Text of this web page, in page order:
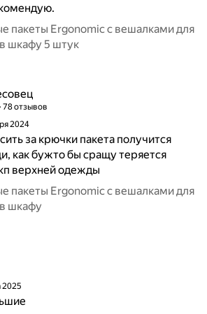
пакеты Ergonomic с вешалками для
шкафу 5 штук
78 отзывов
2024
за крючки пакета получится
как бужто бы сращу теряется
верхней одежды
пакеты Ergonomic с вешалками для
шкафу
2025